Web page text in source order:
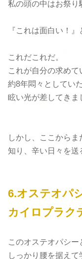
私の頭の中はお祭り
『これは面白い！』
これだこれだ。
これが自分の求めて
約8年悶々としてい
眩い光が差してきま
しかし、ここから
知り、辛い日々を送
6.オステオパ
カイロプラク
このオステオパシー
しっかり腰を据えて